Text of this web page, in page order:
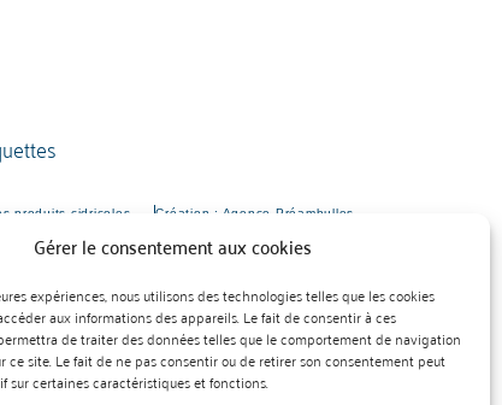
Gérer le consentement aux cookies
expériences, nous utilisons des technologies telles que les cookies
aux informations des appareils. Le fait de consentir à ces
de traiter des données telles que le comportement de navigation
ce site. Le fait de ne pas consentir ou de retirer son consentement peut
sur certaines caractéristiques et fonctions.
produits cidricoles Création : Agence Préambulles